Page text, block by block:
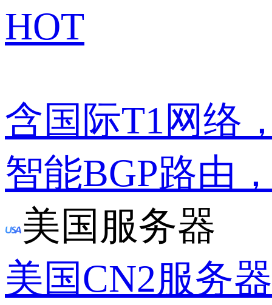
HOT
含国际T1网络
智能BGP路由
美国服务器
美国CN2服务器